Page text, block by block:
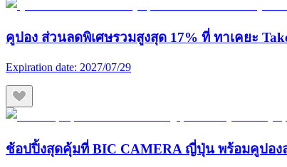
คูปอง ส่วนลดพิเศษรวมสูงสุด 17% ที่ ทาเคยะ
Expiration date: 2027/07/29
ช้อปปิ้งสุดคุ้มที่ BIC CAMERA ญี่ปุ่น พร้อมคูปอง